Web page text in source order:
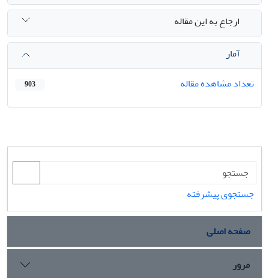
ارجاع به این مقاله
آمار
تعداد مشاهده مقاله
903
جستجوی پیشرفته
صفحه اصلی
مرور